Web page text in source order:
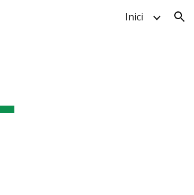
Inici